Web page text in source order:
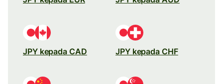
JPY kepada CAD JPY kepada CHF